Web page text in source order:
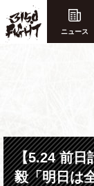
ニュース
【5.24 前日
毅「明日は